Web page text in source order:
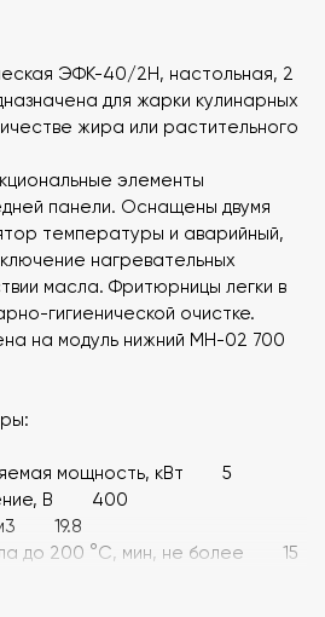
ЭФК-40/2Н, настольная, 2
для жарки кулинарных
жира или растительного
элементы
панели. Оснащены двумя
температуры и аварийный,
нагревательных
масла. Фритюрницы легки в
гигиенической очистке.
на модуль нижний МН-02 700
мощность, кВт 5
В 400
19.8
до 200 °C, мин, не более 15
масла в жарочной ванне,